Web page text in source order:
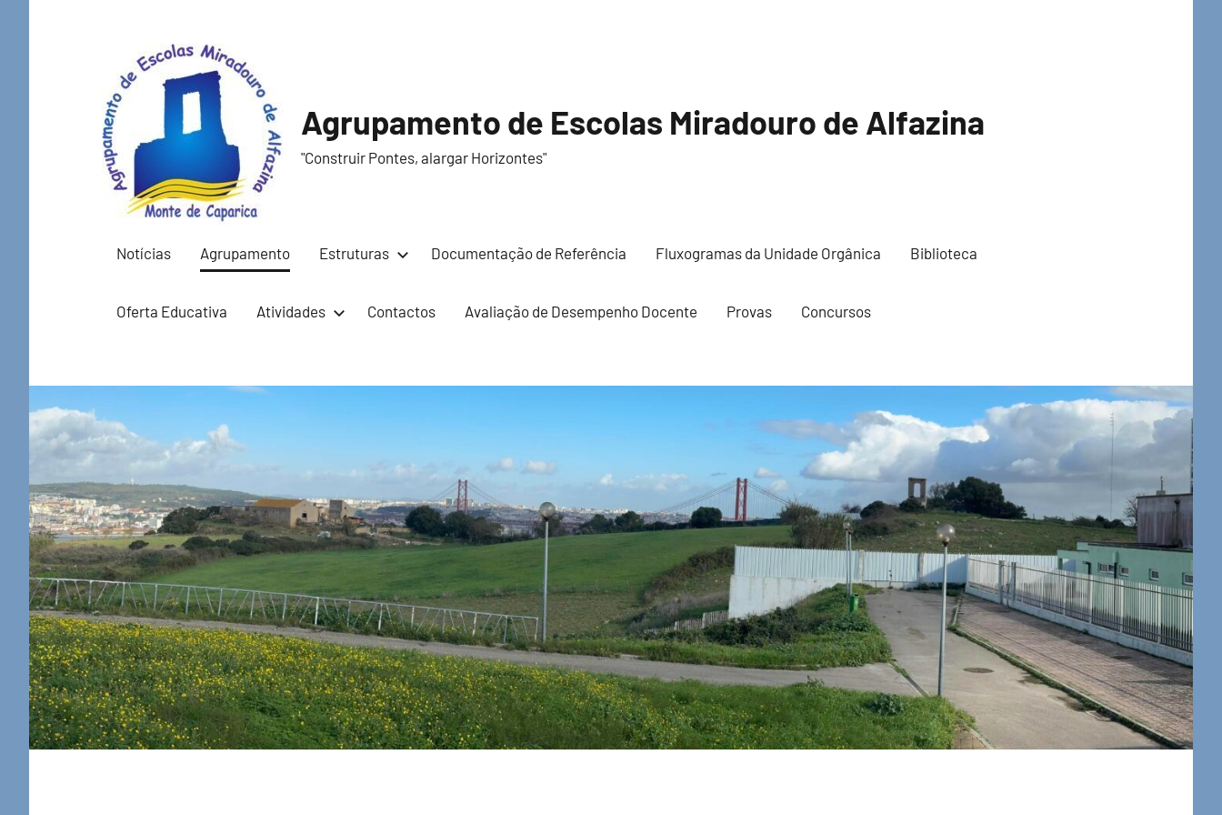
Agrupamento de Escolas Miradouro de Alfazina
"Construir Pontes, alargar Horizontes"
Notícias Agrupamento Estruturas Documentação de Referência Fluxogramas da Unidade Orgânica Biblioteca
Oferta Educativa Atividades Contactos Avaliação de Desempenho Docente Provas Concursos